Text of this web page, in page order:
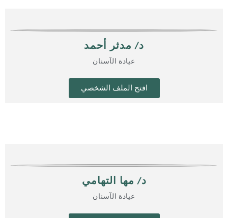
د/ مدثر أحمد
عيادة الآسنان
افتح الملف الشخصي
د/ مها التهامي
عيادة الآسنان